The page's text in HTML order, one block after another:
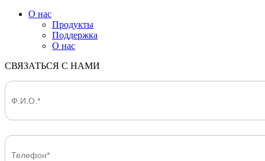
О нас
Продукты
Поддержка
О нас
СВЯЗАТЬСЯ С НАМИ